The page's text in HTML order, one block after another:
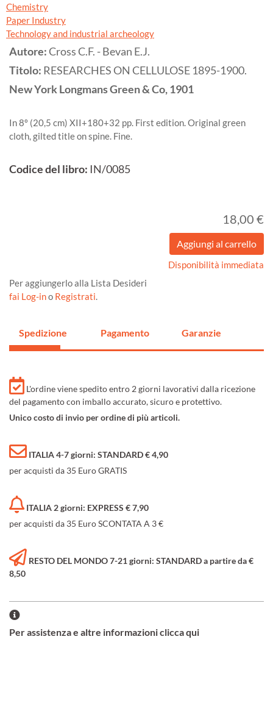
Chemistry
Paper Industry
Technology and industrial archeology
Autore:Cross C.F. - Bevan E.J.
Titolo: RESEARCHES ON CELLULOSE 1895-1900.
New YorkLongmans Green & Co,1901
In 8º (20,5 cm) XII+180+32 pp. First edition. Original green
cloth, gilted title on spine. Fine.
Codice del libro: IN/0085
18,00 €
Disponibilità immediata
Per aggiungerlo alla Lista Desideri
fai Log-ino Registrati.
Spedizione Pagamento Garanzie
L'ordine viene spedito entro 2 giorni lavorativi dalla ricezione
del pagamento con imballo accurato, sicuro e protettivo.
Unico costo di invio per ordine di più articoli.
ITALIA 4-7 giorni: STANDARD € 4,90
per acquisti da 35 Euro GRATIS
ITALIA 2 giorni: EXPRESS € 7,90
per acquisti da 35 Euro SCONTATA A 3 €
RESTO DEL MONDO 7-21 giorni: STANDARD a partire da €
8,50
Per assistenza e altre informazioni clicca qui